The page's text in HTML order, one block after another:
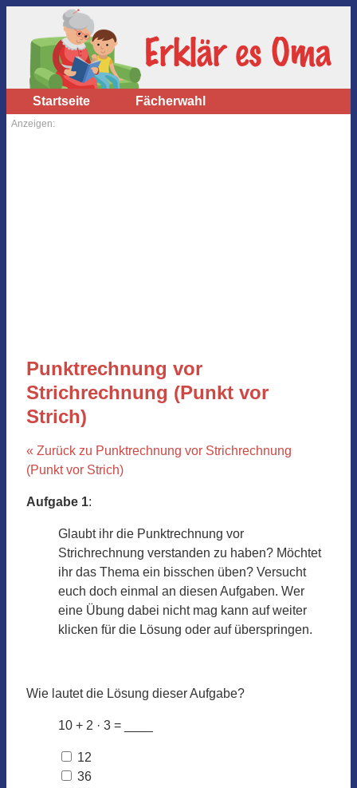
Startseite Fächerwahl
Anzeigen:
Punktrechnung vor
Strichrechnung (Punkt vor
Strich)
« Zurück zu Punktrechnung vor Strichrechnung
(Punkt vor Strich)
Aufgabe 1:
Glaubt ihr die Punktrechnung vor
Strichrechnung verstanden zu haben? Möchtet
ihr das Thema ein bisschen üben? Versucht
euch doch einmal an diesen Aufgaben. Wer
eine Übung dabei nicht mag kann auf weiter
klicken für die Lösung oder auf überspringen.
Wie lautet die Lösung dieser Aufgabe?
10 + 2 · 3 = ____
12
36